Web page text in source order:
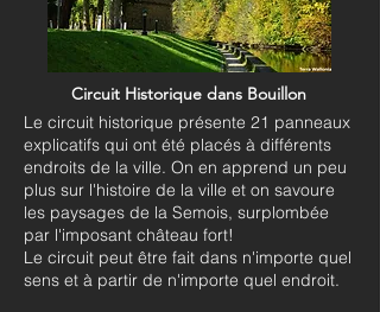
Circuit Historique dans Bouillon
Le circuit historique présente 21 panneaux
explicatifs qui ont été placés à différents
endroits de la ville. On en apprend un peu
plus sur l'histoire de la ville et on savoure
les paysages de la Semois, surplombée
par l'imposant château fort!
Le circuit peut être fait dans n'importe quel
sens et à partir de n'importe quel endroit.